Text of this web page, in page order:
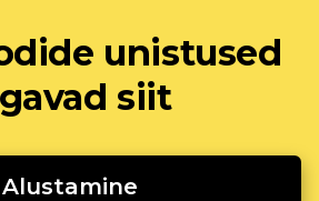
unistused
siit
Alustamine